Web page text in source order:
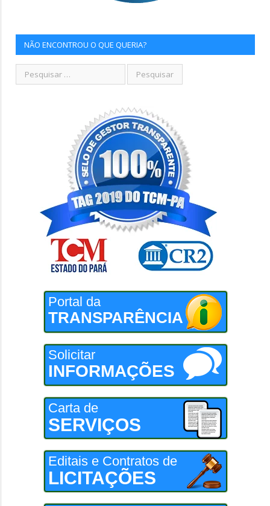
NÃO ENCONTROU O QUE QUERIA?
Portal da
TRANSPARÊNCIA
Solicitar
INFORMAÇÕES
Carta de
SERVIÇOS
Editais e Contratos de
LICITAÇÕES